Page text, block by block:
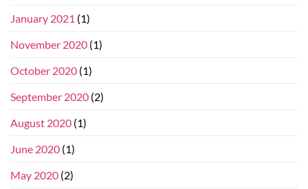
January 2021 (1)
November 2020 (1)
October 2020 (1)
September 2020 (2)
August 2020 (1)
June 2020 (1)
May 2020 (2)